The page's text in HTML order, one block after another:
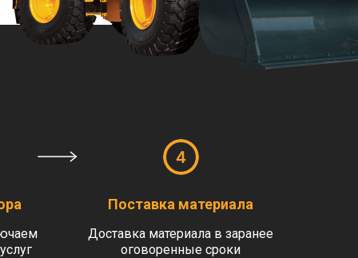
Поставка материала
Доставка материала в заранее
оговоренные сроки